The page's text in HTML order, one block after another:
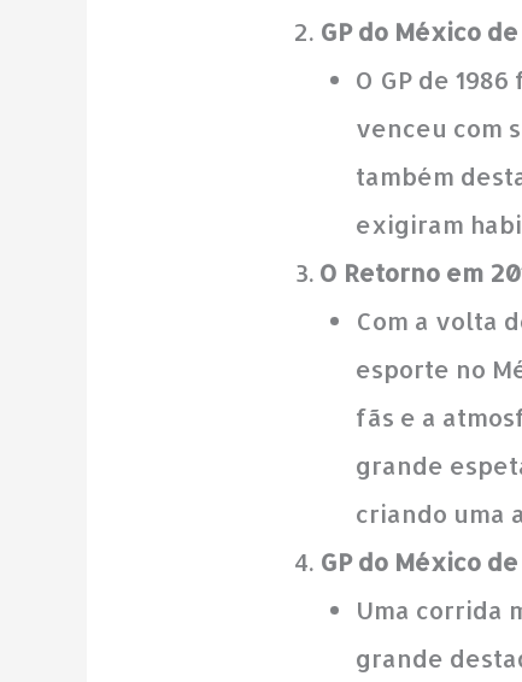
GP do México de
O GP de
venceu com
também
exigiram
O Retorno em
Com a volta
esporte no
fãs e a
grande
criando uma
GP do México
Uma corrida
grande